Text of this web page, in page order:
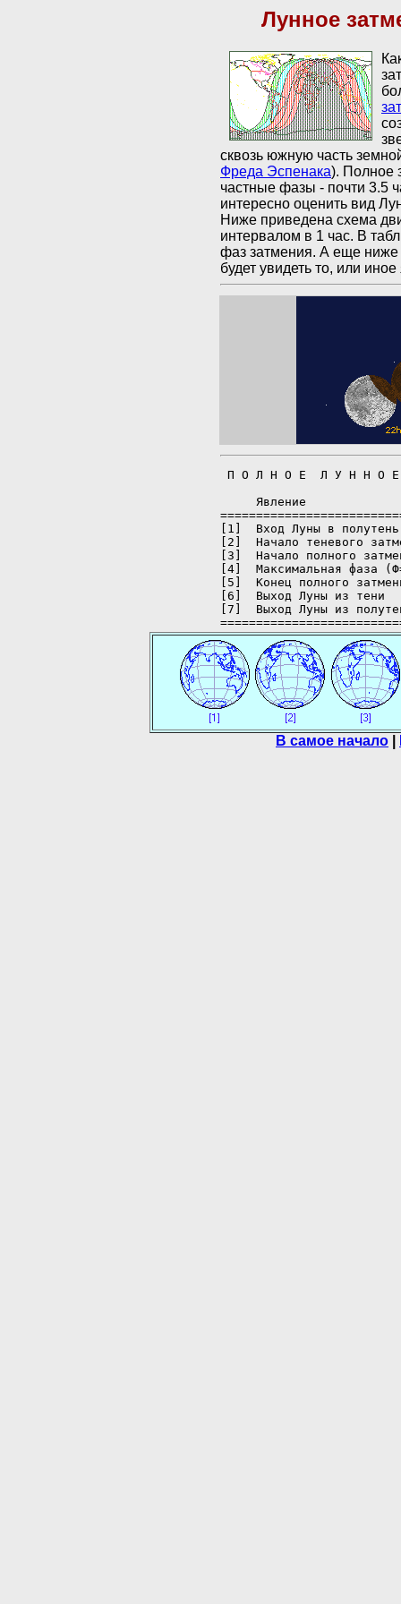
Лунное
сквозь южную часть
Фреда Эспенака). Полное
частные фазы - почти 3.5
интересно оценить вид
Ниже приведена схема
интервалом в 1 час. В
фаз затмения. А еще ниже
будет увидеть то, или
П О Л Н О Е  Л У Н Н О
Явление
[1]  Вход Луны в
[2]  Начало теневого
[3]  Начало полного
[4]  Максимальная
[5]  Конец полного
[6]  Выход Луны из
[7]  Выход Луны из
В самое начало